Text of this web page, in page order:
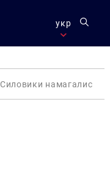
укр
Силовики намагалися